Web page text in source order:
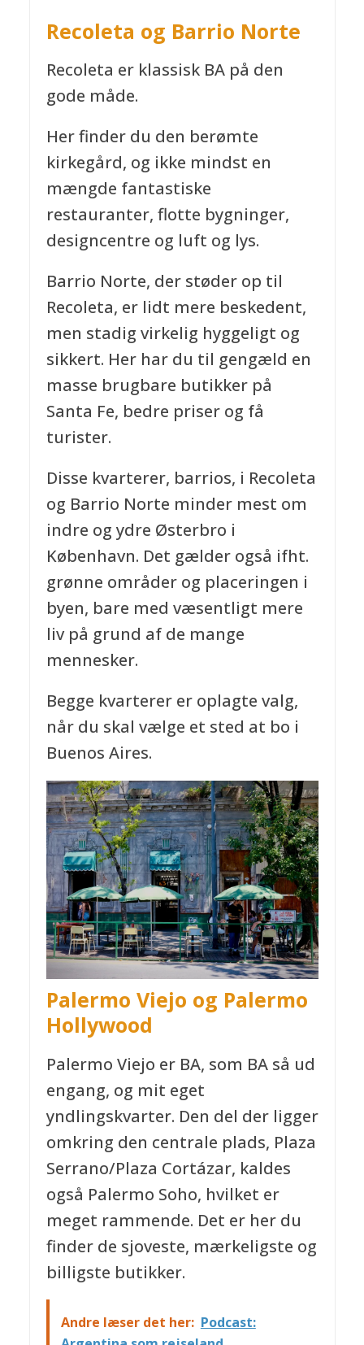
Recoleta og Barrio Norte
Recoleta er klassisk BA på den
gode måde.
Her finder du den berømte
kirkegård, og ikke mindst en
mængde fantastiske
restauranter, flotte bygninger,
designcentre og luft og lys.
Barrio Norte, der støder op til
Recoleta, er lidt mere beskedent,
men stadig virkelig hyggeligt og
sikkert. Her har du til gengæld en
masse brugbare butikker på
Santa Fe, bedre priser og få
turister.
Disse kvarterer, barrios, i Recoleta
og Barrio Norte minder mest om
indre og ydre Østerbro i
København. Det gælder også ifht.
grønne områder og placeringen i
byen, bare med væsentligt mere
liv på grund af de mange
mennesker.
Begge kvarterer er oplagte valg,
når du skal vælge et sted at bo i
Buenos Aires.
Palermo Viejo og Palermo
Hollywood
Palermo Viejo er BA, som BA så ud
engang, og mit eget
yndlingskvarter. Den del der ligger
omkring den centrale plads, Plaza
Serrano/Plaza Cortázar, kaldes
også Palermo Soho, hvilket er
meget rammende. Det er her du
finder de sjoveste, mærkeligste og
billigste butikker.
Andre læser det her: Podcast: